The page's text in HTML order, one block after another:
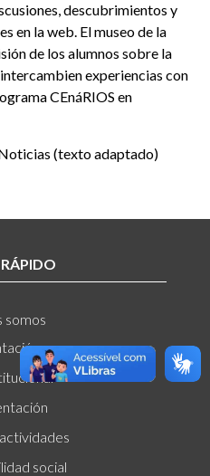
descubrimientos y
en la web. El museo de la
de los alumnos sobre la
experiencias con
CEnáRIOS en
(texto adaptado)
somos
social